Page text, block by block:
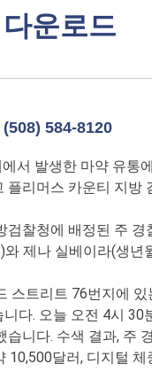
운로드
584-8120
서 발생한 마약 유통
플리머스 카운티 지방
검찰청에 배정된 주
제나 실베이라(생
스트리트 76번지에
다. 오늘 오전 4시
습니다. 수색 결과, 주
10,500달러, 디지털